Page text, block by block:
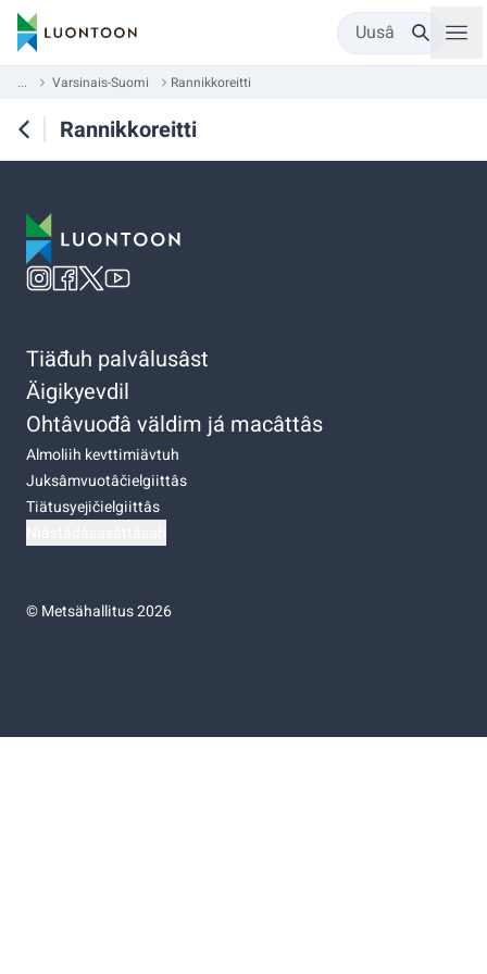
Uusâ
... Varsinais-Suomi Rannikkoreitti
Rannikkoreitti
Tiäđuh palvâlusâst
Äigikyevdil
Ohtâvuođâ väldim já macâttâs
Almoliih kevttimiävtuh
Juksâmvuotâčielgiittâs
Tiätusyejičielgiittâs
©Metsähallitus 2026